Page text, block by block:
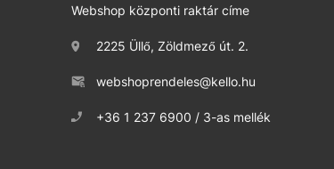
Webshop központi raktár címe
2225 Üllő, Zöldmező út. 2.
webshoprendeles@kello.hu
+36 1 237 6900 / 3-as mellék